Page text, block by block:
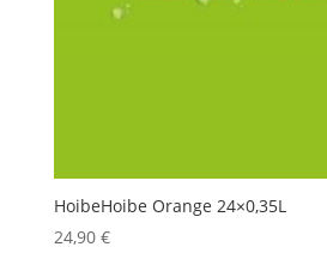
HoibeHoibe Orange 24×0,35L
24,90 €